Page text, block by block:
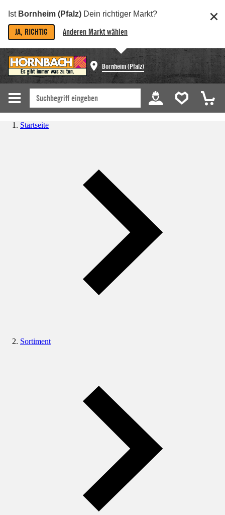
Ist Bornheim (Pfalz) Dein richtiger Markt?
JA, RICHTIG Anderen Markt wählen
Bornheim (Pfalz)
Startseite
Sortiment